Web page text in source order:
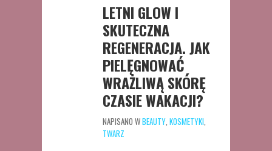
LETNI GLOW I
SKUTECZNA
REGENERACJA. JAK
PIELĘGNOWAĆ
WRAŻLIWĄ SKÓRĘ
CZASIE WAKACJI?
NAPISANO WBEAUTY KOSMETYKI
TWARZ